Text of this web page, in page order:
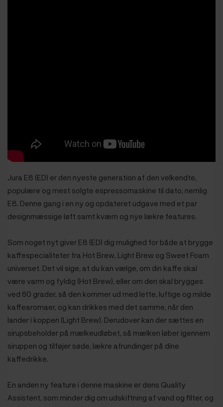
Jura E8 (ED) er den nyeste generation af den velkendte,
populære og mest solgte espressomaskine til dato, nemlig
E8. Denne gang i en ny og opdateret udgave med et par
designmæssige løft samt kværn og nye lækre features.
Som noget nyt giver E8 (ED) dig mulighed for både at brygge
kaffespecialiteter fra Hot Brew, Light Brew og Sweet Foam
universet. Det vil sige, at du kan vælge, om din kaffe skal
være varm og fyldig (Hot Brew), eller om den skal brygges
ved 60 grader, så den kommer ud med lette, luftige og milde
kaffearomaer, og kan drikkes med det samme, når den
lander i koppen (Light Brew). Derudover kan der sættes en
sirupsbeholder på mælkeudløbet, så mælken løber igennem
siruppen og tilføjer søde, lækre afrundinger på dine
kaffedrikke.
En anden ny feature i denne maskine er dens Quality
Assistent, som minder dig om udskiftning af vand og filter, og